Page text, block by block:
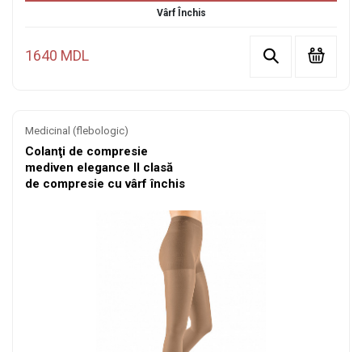
Vârf Închis
1640 MDL
Medicinal (flebologic)
Colanţi de compresie
mediven elegance II clasă
de compresie cu vârf închis